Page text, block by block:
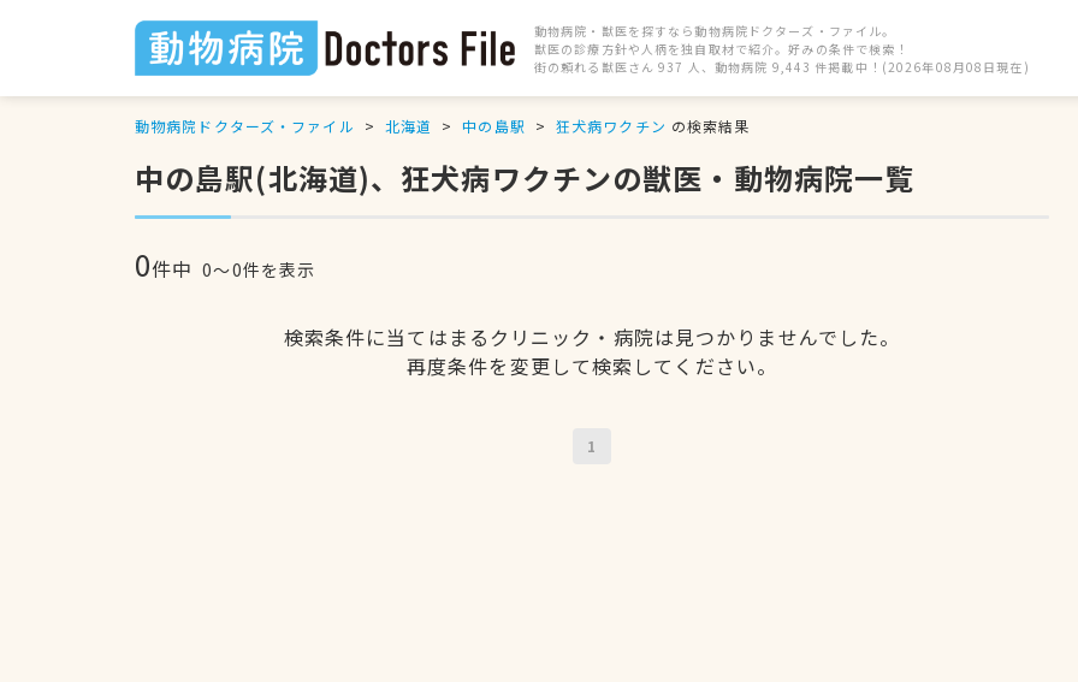
動物病院・獣医を探すなら動物病院ドクターズ・ファイル。
獣医の診療方針や人柄を独自取材で紹介。好みの条件で検索！
街の頼れる獣医さん 937 人、動物病院 9,443 件掲載中！(2026年08月08日現在)
動物病院ドクターズ・ファイル 北海道 中の島駅 狂犬病ワクチン の検索結果
中の島駅(北海道)、狂犬病ワクチンの獣医・動物病院一覧
0件中 0〜0件を表示
検索条件に当てはまるクリニック・病院は見つかりませんでした。
再度条件を変更して検索してください。
1